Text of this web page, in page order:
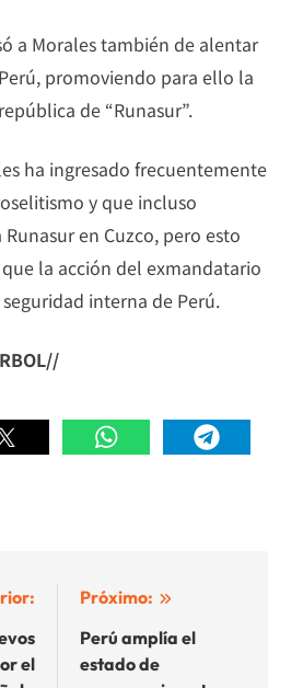
a Morales también de alentar
promoviendo para ello la
de “Runasur”.
ha ingresado frecuentemente
y que incluso
en Cuzco, pero esto
la acción del exmandatario
interna de Perú.
el
Próximo:
Perú amplía el
estado de